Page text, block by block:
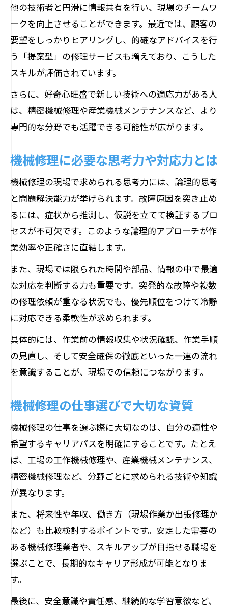
他の技術者と円滑に情報共有を行い、現場のチームワ
ークを向上させることができます。最近では、顧客の
要望をしっかりヒアリングし、的確なアドバイスを行
う「提案型」の修理サービスも増えており、こうした
スキルが評価されています。
さらに、好奇心旺盛で新しい技術への適応力がある人
は、精密機械修理や産業機械メンテナンスなど、より
専門的な分野でも活躍できる可能性が広がります。
機械修理に必要な思考力や対応力とは
機械修理の現場で求められる思考力には、論理的思考
と問題解決能力が挙げられます。故障原因を突き止め
るには、症状から推測し、仮説を立てて検証するプロ
セスが不可欠です。このような論理的アプローチが作
業効率や正確さに直結します。
また、現場では限られた時間や部品、情報の中で最適
な対応を判断する力も重要です。突発的な故障や複数
の修理依頼が重なる状況でも、優先順位をつけて冷静
に対応できる柔軟性が求められます。
具体的には、作業前の情報収集や状況確認、作業手順
の見直し、そして安全確保の徹底といった一連の流れ
を意識することが、現場での信頼につながります。
機械修理の仕事選びで大切な資質
機械修理の仕事を選ぶ際に大切なのは、自分の適性や
希望するキャリアパスを明確にすることです。たとえ
ば、工場の工作機械修理や、産業機械メンテナンス、
精密機械修理など、分野ごとに求められる技術や知識
が異なります。
また、将来性や年収、働き方（現場作業か出張修理か
など）も比較検討するポイントです。安定した需要の
ある機械修理業者や、スキルアップが目指せる職場を
選ぶことで、長期的なキャリア形成が可能となりま
す。
最後に、安全意識や責任感、継続的な学習意欲など、